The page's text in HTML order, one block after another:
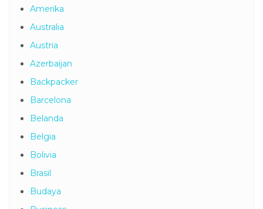
Amerika
Australia
Austria
Azerbaijan
Backpacker
Barcelona
Belanda
Belgia
Bolivia
Brasil
Budaya